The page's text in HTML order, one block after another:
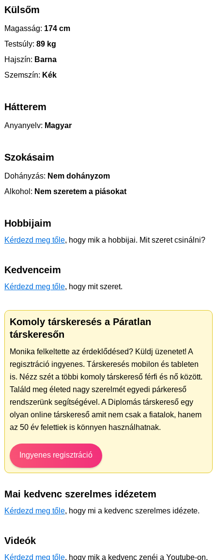
Külsőm
Magasság: 174 cm
Testsúly: 89 kg
Hajszín: Barna
Szemszín: Kék
Hátterem
Anyanyelv: Magyar
Szokásaim
Dohányzás: Nem dohányzom
Alkohol: Nem szeretem a piásokat
Hobbijaim
Kérdezd meg tőle, hogy mik a hobbijai. Mit szeret csinálni?
Kedvenceim
Kérdezd meg tőle, hogy mit szeret.
Komoly társkeresés a Páratlan
társkeresőn
Monika felkeltette az érdeklődésed? Küldj üzenetet! A
regisztráció ingyenes. Társkeresés mobilon és tableten
is. Nézz szét a többi komoly társkereső férfi és nő között.
Találd meg életed nagy szerelmét egyedi párkereső
rendszerünk segítségével. A Diplomás társkereső egy
olyan online társkereső amit nem csak a fiatalok, hanem
az 50 év felettiek is könnyen használhatnak.
Ingyenes regisztráció
Mai kedvenc szerelmes idézetem
Kérdezd meg tőle, hogy mi a kedvenc szerelmes idézete.
Videók
Kérdezd meg tőle, hogy mik a kedvenc zenéi a Youtube-on.